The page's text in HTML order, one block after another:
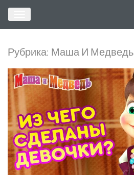
Рубрика: Маша И Медведь